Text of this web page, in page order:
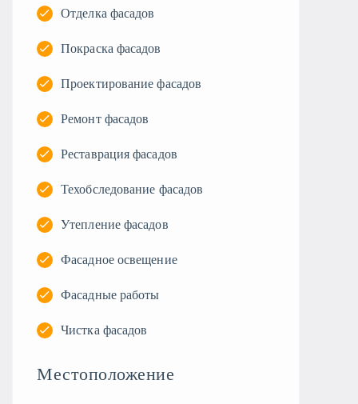
Отделка фасадов
Покраска фасадов
Проектирование фасадов
Ремонт фасадов
Реставрация фасадов
Техобследование фасадов
Утепление фасадов
Фасадное освещение
Фасадные работы
Чистка фасадов
Местоположение